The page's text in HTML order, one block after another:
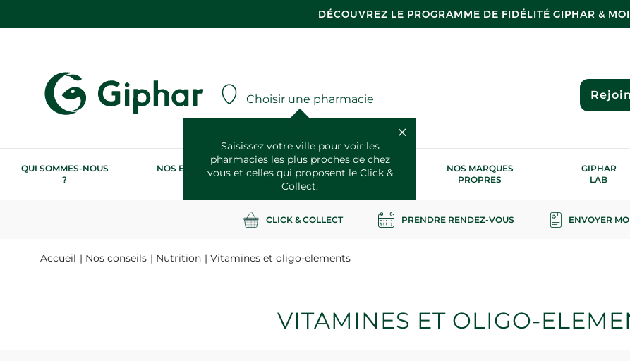
DÉCOUVREZ LE PROGRAMME DE FIDÉLITÉ GIPHAR & MOI
Choisir une pharmacie
Saisissez votre ville pour voir les
pharmacies les plus proches de chez
vous et celles qui proposent le Click &
Collect.
QUI SOMMES-NOUS
?
NOS ENGAGEMENTS
RSE
NOS SERVICES
SANTÉ
NOS MARQUES
PROPRES
GIPHAR
LAB
CLICK & COLLECT PRENDRE RENDEZ-VOUS ENVOYER
Accueil Nos conseils Nutrition Vitamines et oligo-elements
VITAMINES ET OLIGO-